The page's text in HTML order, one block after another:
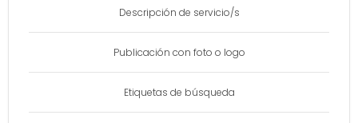
Descripción de servicio/s
Publicación con foto o logo
Etiquetas de búsqueda